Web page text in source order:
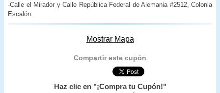
-Calle el Mirador y Calle República Federal de Alemania #2512, Colonia
Escalón.
Mostrar Mapa
Compartir este cupón
Haz clic en "¡Compra tu Cupón!"